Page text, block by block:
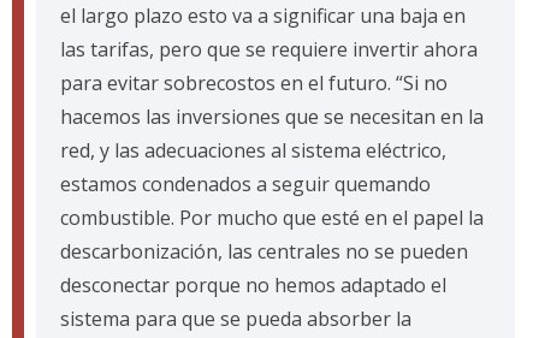
el largo plazo esto va a significar una baja en
las tarifas, pero que se requiere invertir ahora
para evitar sobrecostos en el futuro. “Si no
hacemos las inversiones que se necesitan en la
red, y las adecuaciones al sistema eléctrico,
estamos condenados a seguir quemando
combustible. Por mucho que esté en el papel la
descarbonización, las centrales no se pueden
desconectar porque no hemos adaptado el
sistema para que se pueda absorber la